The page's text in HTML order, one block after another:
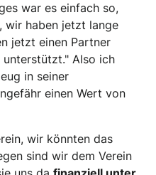
war es einfach so,
wir haben jetzt lange
jetzt einen Partner
Also ich
in seiner
einen Wert von
wir könnten das
sind wir dem Verein